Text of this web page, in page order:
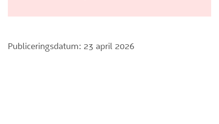
Publiceringsdatum: 23 april 2026